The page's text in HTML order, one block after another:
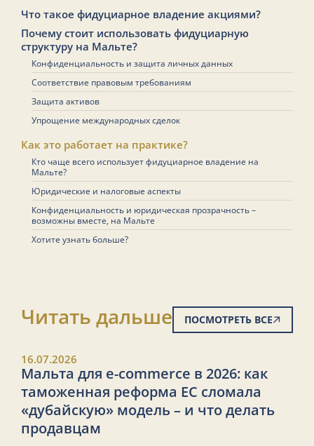
Что такое фидуциарное владение акциями?
Почему стоит использовать фидуциарную
структуру на Мальте?
Конфиденциальность и защита личных данных
Соответствие правовым требованиям
Защита активов
Упрощение международных сделок
Как это работает на практике?
Кто чаще всего использует фидуциарное владение на
Мальте?
Юридические и налоговые аспекты
Конфиденциальность и юридическая прозрачность –
возможны вместе, на Мальте
Хотите узнать больше?
Читать дальше ПОСМОТРЕТЬ ВСЕ
16.07.2026
Мальта для e-commerce в 2026: как
таможенная реформа ЕС сломала
«дубайскую» модель – и что делать
продавцам